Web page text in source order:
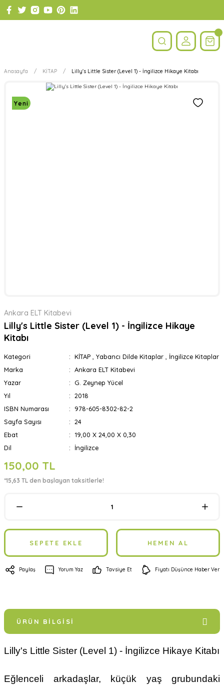
Anasayfa KİTAP Lilly's Little Sister (Level 1) - İngilizce Hikaye Kitabı
Yeni
Ankara ELT Kitabevi
Lilly's Little Sister (Level 1) - İngilizce Hikaye
Kitabı
Kategori KİTAP Yabancı Dilde Kitaplar
İngilizce Kitaplar
Marka
Ankara ELT Kitabevi
Yazar
G. Zeynep Yücel
Yıl
2018
ISBN Numarası
978-605-8302-82-2
Sayfa Sayısı
24
Ebat
19,00 X 24,00 X 0,30
Dil
İngilizce
150,00 TL
*15,63 TL den başlayan taksitlerle!
SEPETE EKLE HEMEN AL
Paylaş Yorum Yaz Tavsiye Et Fiyatı Düşünce Haber Ver
ÜRÜN BILGISI
Lilly's Little Sister (Level 1) - İngilizce Hikaye Kitabı
Eğlenceli arkadaşlar, küçük yaş grubundaki